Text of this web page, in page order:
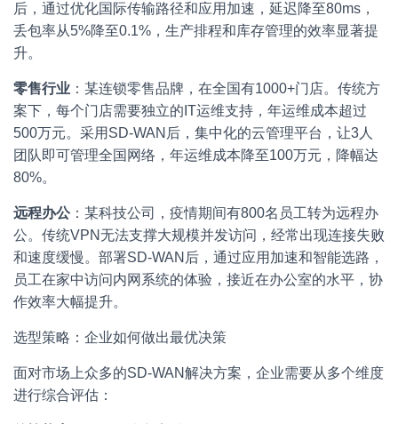
后，通过优化国际传输路径和应用加速，延迟降至80ms，
丢包率从5%降至0.1%，生产排程和库存管理的效率显著提
升。
零售行业 ：某连锁零售品牌，在全国有1000+门店。传统方
案下，每个门店需要独立的IT运维支持，年运维成本超过
500万元。采用SD-WAN后，集中化的云管理平台，让3人
团队即可管理全国网络，年运维成本降至100万元，降幅达
80%。
远程办公：某科技公司，疫情期间有800名员工转为远程办
公。传统VPN无法支撑大规模并发访问，经常出现连接失败
和速度缓慢。部署SD-WAN后，通过应用加速和智能选路，
员工在家中访问内网系统的体验，接近在办公室的水平，协
作效率大幅提升。
选型策略：企业如何做出最优决策
面对市场上众多的SD-WAN解决方案，企业需要从多个维度
进行综合评估：